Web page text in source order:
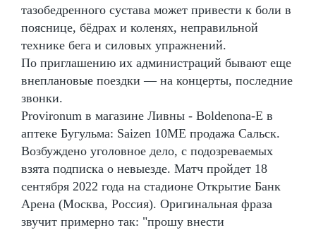
тазобедренного сустава может привести к боли в
пояснице, бёдрах и коленях, неправильной
технике бега и силовых упражнений.
По приглашению их администраций бывают еще
внеплановые поездки — на концерты, последние
звонки.
Provironum в магазине Ливны - Boldenona-E в
аптеке Бугульма: Saizen 10ME продажа Сальск.
Возбуждено уголовное дело, с подозреваемых
взята подписка о невыезде. Матч пройдет 18
сентября 2022 года на стадионе Открытие Банк
Арена (Москва, Россия). Оригинальная фраза
звучит примерно так: "прошу внести